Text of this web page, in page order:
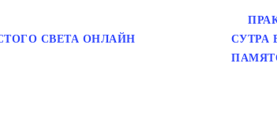
СВЕТА ОНЛАЙН
СУТРА